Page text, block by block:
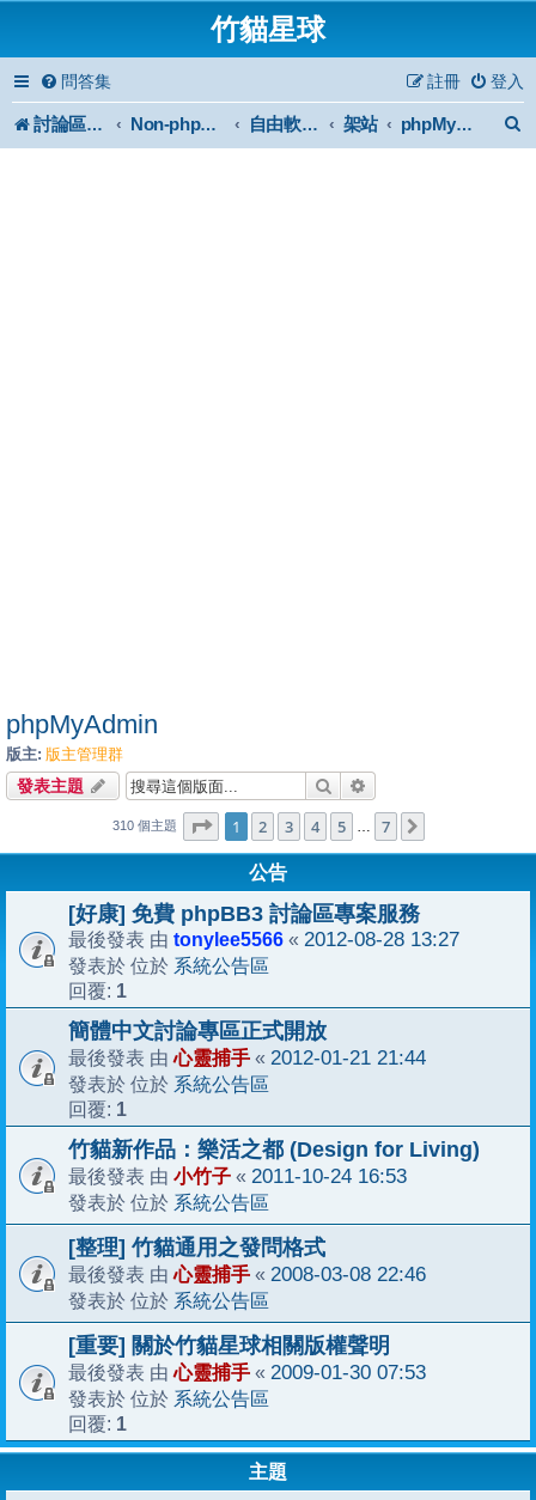
竹貓星球
問答集 登入
註冊
討論區首頁 Non-phpBB specific 自由軟體或免費軟體 架站 phpMyAdmin
phpMyAdmin
版主: 版主管理群
發表主題 搜尋
310 個主題 第1 頁 (共 頁)
1 2 3 4 5 … 7
公告
[好康] 免費 phpBB3 討論區專案服務
最後發表 由 tonylee5566 « 2012-08-28 13:27
發表於 位於 系統公告區
回覆: 1
簡體中文討論專區正式開放
最後發表 由心靈捕手 « 2012-01-21 21:44
發表於 位於 系統公告區
回覆: 1
竹貓新作品：樂活之都 (Design for Living)
最後發表 由 小竹子 « 2011-10-24 16:53
發表於 位於 系統公告區
[整理] 竹貓通用之發問格式
最後發表 由心靈捕手 « 2008-03-08 22:46
發表於 位於 系統公告區
[重要] 關於竹貓星球相關版權聲明
最後發表 由心靈捕手 « 2009-01-30 07:53
發表於 位於 系統公告區
回覆: 1
主題